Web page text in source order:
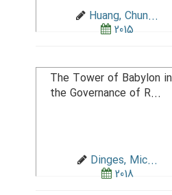
Huang, Chun...
2015
The Tower of
the Governance of R...
Dinges, Mic...
2018